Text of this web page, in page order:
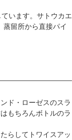
います。サトウカエ
留所から直接パイ
ド・ローゼスのスラ
もちろんボトルのラ
らしてトワイスアッ